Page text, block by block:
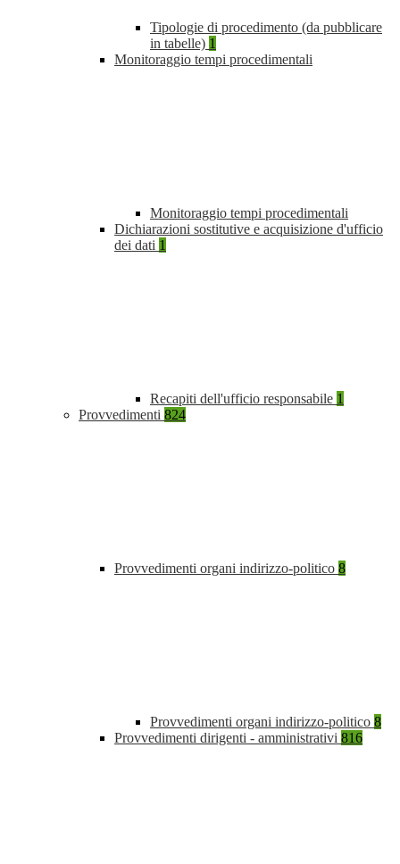
Tipologie di procedimento (da pubblicare
in tabelle) 1
Monitoraggio tempi procedimentali
Monitoraggio tempi procedimentali
Dichiarazioni sostitutive e acquisizione d'ufficio
dei dati 1
Recapiti dell'ufficio responsabile 1
Provvedimenti 824
Provvedimenti organi indirizzo-politico 8
Provvedimenti organi indirizzo-politico 8
Provvedimenti dirigenti - amministrativi 816